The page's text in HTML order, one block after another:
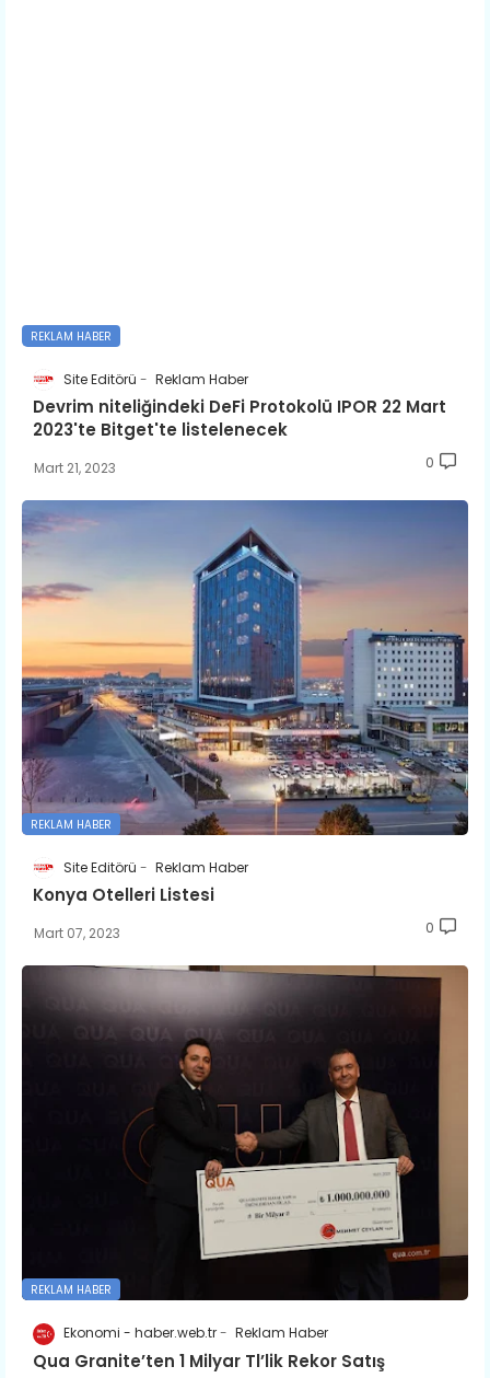
REKLAM HABER
Site Editörü Reklam Haber
Devrim niteliğindeki DeFi Protokolü IPOR 22 Mart
2023'te Bitget'te listelenecek
Mart 21, 2023 0
REKLAM HABER
Site Editörü Reklam Haber
Konya Otelleri Listesi
Mart 07, 2023 0
REKLAM HABER
Ekonomi - haber.web.tr Reklam Haber
​Qua Granite’ten 1 Milyar Tl’lik Rekor Satış